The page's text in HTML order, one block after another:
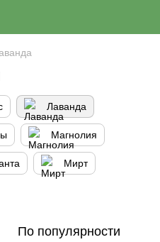
Лаванда
Магнолия
Мирт
По популярности